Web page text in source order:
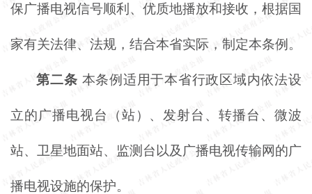
保广播电视信号顺利、优质地播放和接收，根据国
家有关法律、法规，结合本省实际，制定本条例。
第二条 本条例适用于本省行政区域内依法设
立的广播电视台（站）、发射台、转播台、微波
站、卫星地面站、监测台以及广播电视传输网的广
播电视设施的保护。